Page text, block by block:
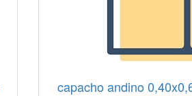
capacho andino